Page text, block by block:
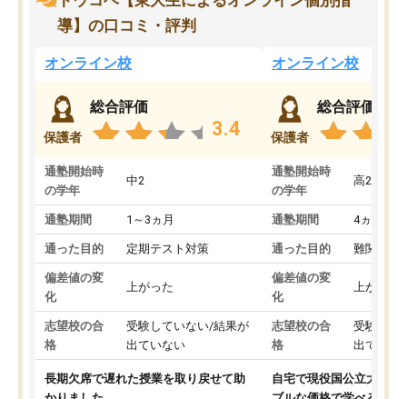
導】の口コミ・評判
オンライン校
保護者
総合評価
3.4
通塾開始時
の学年
中2
通塾期間 1～3ヵ月
通った目的 定期テスト対策
偏差値の変
化
上がった
志望校の合
格
受験していない/結果が
出ていない
長期欠席で遅れた授業を取り戻せて助
オンライン校
保護者
総合評価
通塾開始時
の学年
高2
通塾期間 4ヵ月～1
通った目的 難関私立
偏差値の変
化
上がった
志望校の合
格
受験して
出ていな
自宅で現役国公立大学生